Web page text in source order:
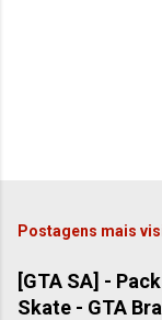
Postagens mais
[GTA SA] -
Skate - GTA